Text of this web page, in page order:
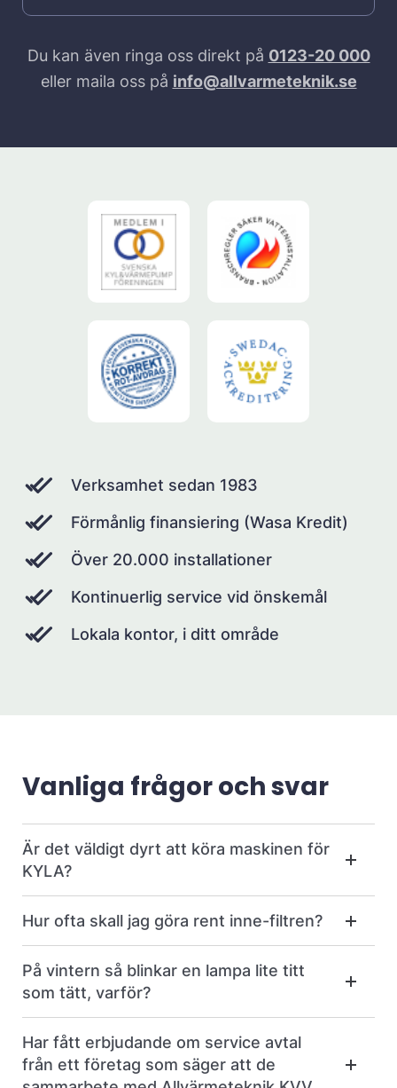
Du kan även ringa oss direkt på 0123-20 000
eller maila oss på info@allvarmeteknik.se
Verksamhet sedan 1983
Förmånlig finansiering (Wasa Kredit)
Över 20.000 installationer
Kontinuerlig service vid önskemål
Lokala kontor, i ditt område
Vanliga frågor och svar
Är det väldigt dyrt att köra maskinen för
KYLA?
Hur ofta skall jag göra rent inne-filtren?
På vintern så blinkar en lampa lite titt
som tätt, varför?
Har fått erbjudande om service avtal
från ett företag som säger att de